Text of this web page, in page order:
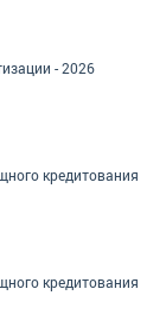
- 2026
кредитования
кредитования